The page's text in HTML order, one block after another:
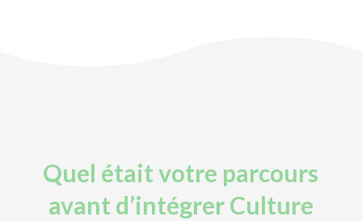
Quel était votre parcours
avant d’intégrer Culture